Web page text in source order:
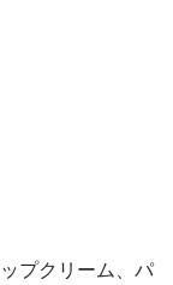
プクリーム、パ